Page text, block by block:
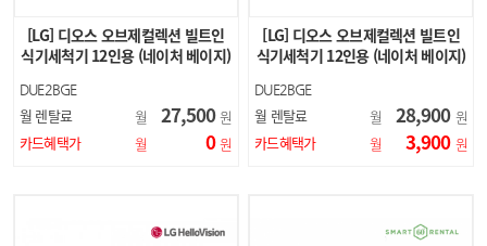
[LG] 디오스 오브제컬렉션 빌트인
식기세척기 12인용 (네이처 베이지)
DUE2BGE
월 렌탈료 월 27,500 원
카드혜택가
월 0 원
[LG] 디오스 오브제컬렉션 빌트인
식기세척기 12인용 (네이처 베이지)
DUE2BGE
월 렌탈료 월 28,900 원
카드혜택가
월 3,900 원